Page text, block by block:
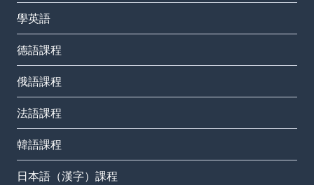
學英語
德語課程
俄語課程
法語課程
韓語課程
日本語（漢字）課程